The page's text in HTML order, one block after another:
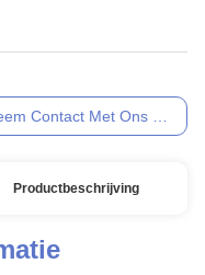
Contact Met Ons Op
Productbeschrijving